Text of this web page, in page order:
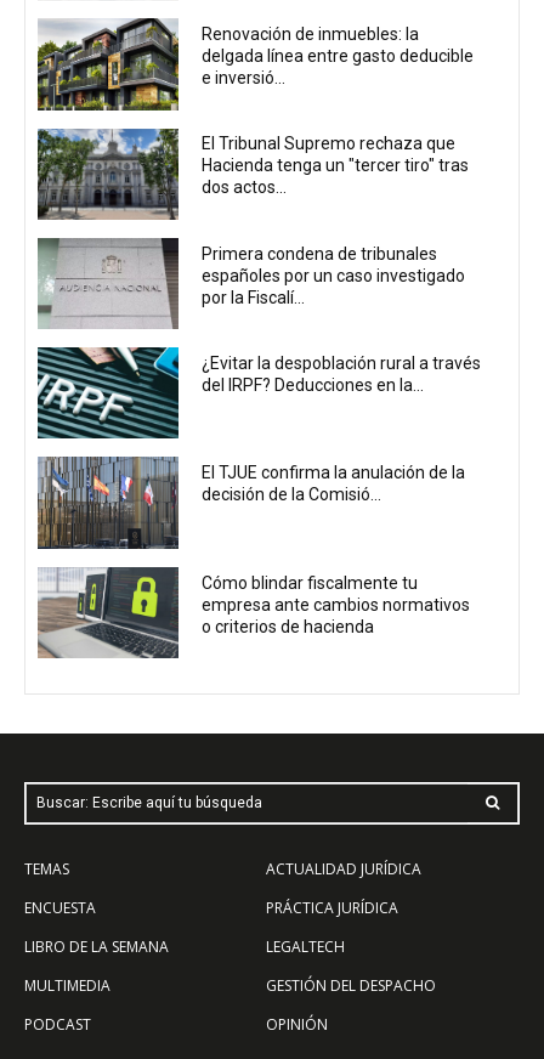
Renovación de inmuebles: la
delgada línea entre gasto deducible
e inversió...
El Tribunal Supremo rechaza que
Hacienda tenga un "tercer tiro" tras
dos actos...
Primera condena de tribunales
españoles por un caso investigado
por la Fiscalí...
¿Evitar la despoblación rural a través
del IRPF? Deducciones en la...
El TJUE confirma la anulación de la
decisión de la Comisió...
Cómo blindar fiscalmente tu
empresa ante cambios normativos
o criterios de hacienda
Buscar: Escribe aquí tu búsqueda
TEMAS
ENCUESTA
LIBRO DE LA SEMANA
MULTIMEDIA
PODCAST
ACTUALIDAD JURÍDICA
PRÁCTICA JURÍDICA
LEGALTECH
GESTIÓN DEL DESPACHO
OPINIÓN